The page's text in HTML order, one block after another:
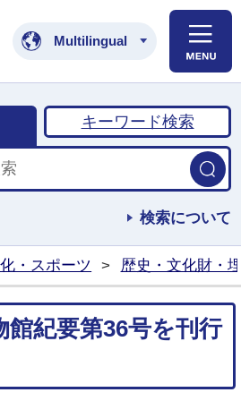
土浦市公式ホームペ
Multilingual
キーワード検索
検索について
・スポーツ > 歴史・文化財・
館紀要第36号を刊行